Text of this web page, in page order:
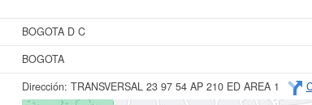
BOGOTA D C
BOGOTA
Dirección: TRANSVERSAL 23 97 54 AP 210 ED AREA 1